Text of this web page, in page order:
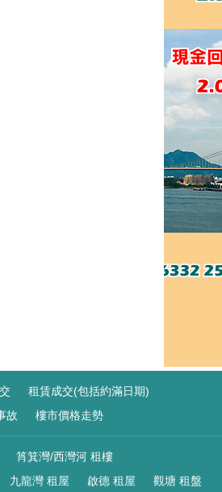
租賃成交(包括約滿日期)
故 樓市價格走勢
筲箕灣/西灣河 租樓
九龍灣 租屋 啟德 租屋 觀塘 租盤